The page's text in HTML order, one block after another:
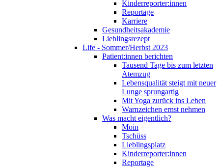
Kinderreporter:innen
Reportage
Karriere
Gesundheitsakademie
Lieblingsrezept
Life - Sommer/Herbst 2023
Patient:innen berichten
Tausend Tage bis zum letzten
Atemzug
Lebensqualität steigt mit neuer
Lunge sprungartig
Mit Yoga zurück ins Leben
Warnzeichen ernst nehmen
Was macht eigentlich?
Moin
Tschüss
Lieblingsplatz
Kinderreporter:innen
Reportage